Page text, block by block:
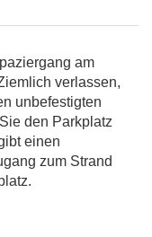
am
verlassen,
unbefestigten
den Parkplatz
einen
zum Strand